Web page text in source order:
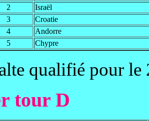
2
Israël
3
Croatie
4
Andorre
5
Chypre
qualifié pour le
tour D